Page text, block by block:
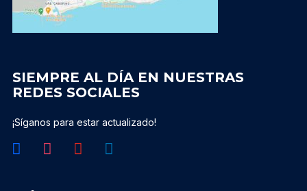
SIEMPRE AL DÍA EN NUESTRAS
REDES SOCIALES
¡Síganos para estar actualizado!
facebookinstagramyoutube linkedin